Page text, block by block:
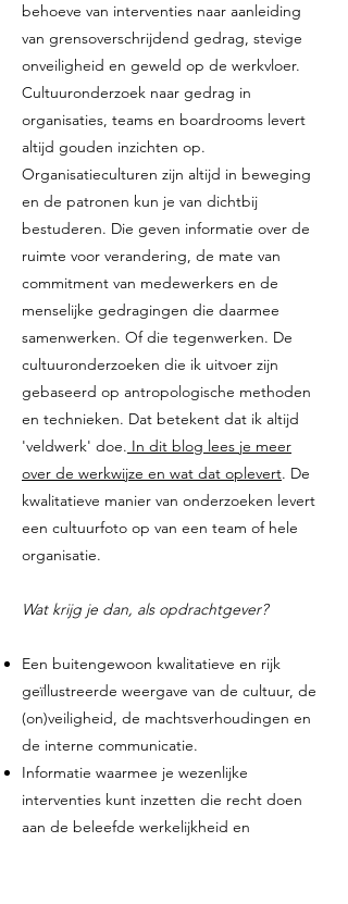
behoeve van interventies naar aanleiding
van grensoverschrijdend gedrag, stevige
onveiligheid en geweld op de werkvloer.
Cultuuronderzoek naar gedrag in
organisaties, teams en boardrooms levert
altijd gouden inzichten op.
Organisatieculturen zijn altijd in beweging
en de patronen kun je van dichtbij
bestuderen. Die geven informatie over de
ruimte voor verandering, de mate van
commitment van medewerkers en de
menselijke gedragingen die daarmee
samenwerken. Of die tegenwerken. De
cultuuronderzoeken die ik uitvoer zijn
gebaseerd op antropologische methoden
en technieken. Dat betekent dat ik altijd
'veldwerk' doe. In dit blog lees je meer
over de werkwijze en wat dat oplevert. De
kwalitatieve manier van onderzoeken levert
een cultuurfoto op van een team of hele
organisatie.
Wat krijg je dan, als opdrachtgever?
Een buitengewoon kwalitatieve en rijk
geïllustreerde weergave van de cultuur, de
(on)veiligheid, de machtsverhoudingen en
de interne communicatie.
Informatie waarmee je wezenlijke
interventies kunt inzetten die recht doen
aan de beleefde werkelijkheid en